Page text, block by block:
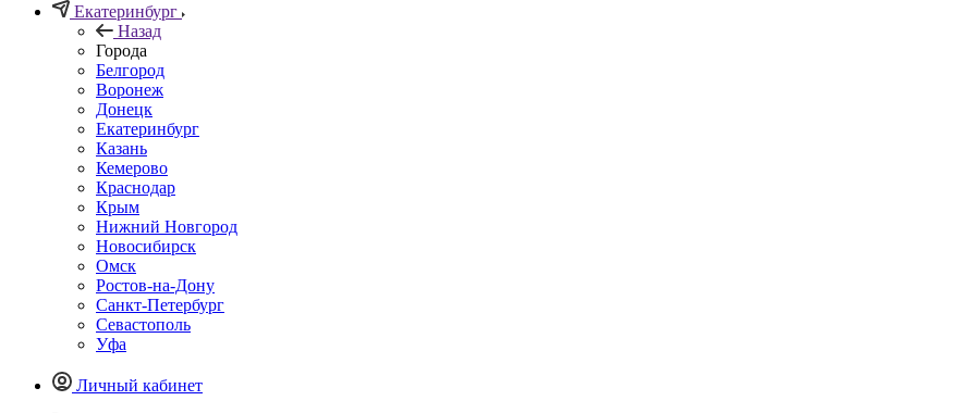
Екатеринбург
Назад
Города
Белгород
Воронеж
Донецк
Екатеринбург
Казань
Кемерово
Краснодар
Крым
Нижний Новгород
Новосибирск
Омск
Ростов-на-Дону
Санкт-Петербург
Севастополь
Уфа
Личный кабинет